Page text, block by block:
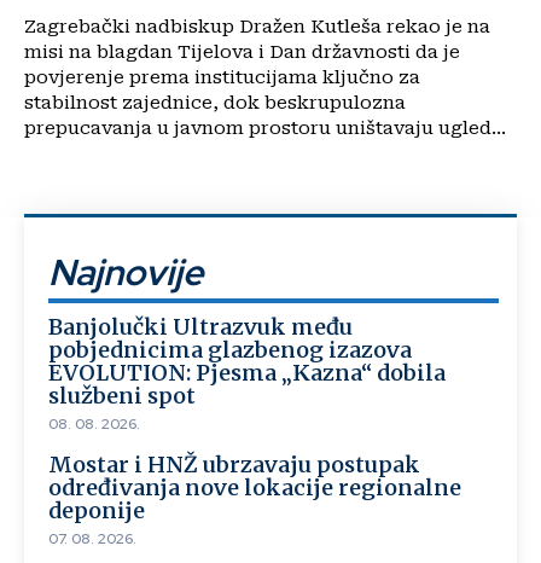
Zagrebački nadbiskup Dražen Kutleša rekao je na
misi na blagdan Tijelova i Dan državnosti da je
povjerenje prema institucijama ključno za
stabilnost zajednice, dok beskrupulozna
prepucavanja u javnom prostoru uništavaju ugled...
Najnovije
Banjolučki Ultrazvuk među
pobjednicima glazbenog izazova
EVOLUTION: Pjesma „Kazna“ dobila
službeni spot
08. 08. 2026.
Mostar i HNŽ ubrzavaju postupak
određivanja nove lokacije regionalne
deponije
07. 08. 2026.